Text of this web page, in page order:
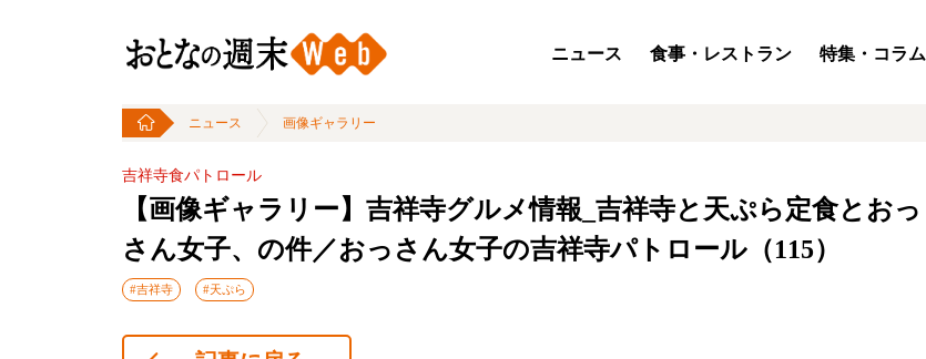
ニュース 食事・レストラン 特集・コラム
ニュース 画像ギャラリー
吉祥寺食パトロール
【画像ギャラリー】吉祥寺グルメ情報_吉祥寺と天ぷら定食とおっ
さん女子、の件／おっさん女子の吉祥寺パトロール（115）
#吉祥寺 #天ぷら